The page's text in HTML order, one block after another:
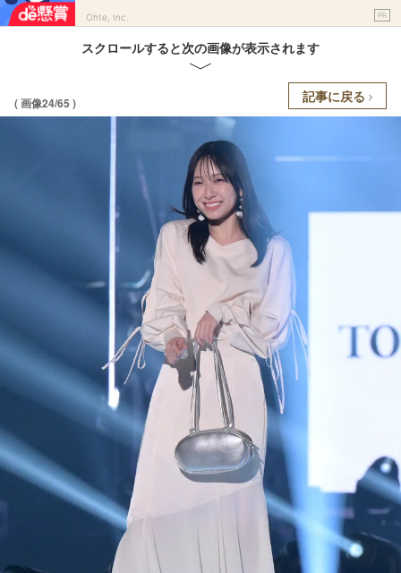
Ohte, Inc. PR
スクロールすると次の画像が表示されます
( 画像24/65 ) 記事に戻る